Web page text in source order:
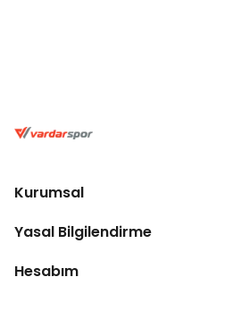
Kurumsal
Yasal Bilgilendirme
Hesabım